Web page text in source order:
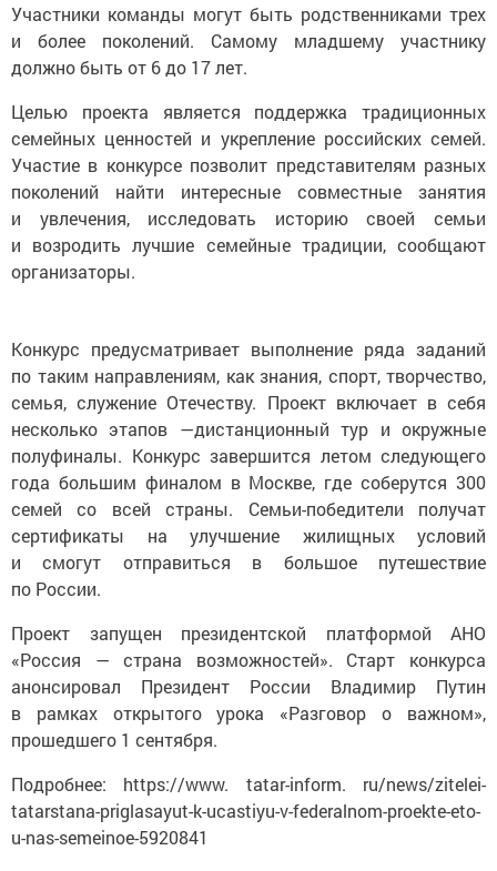
Участники команды могут быть родственниками трех
и более поколений. Самому младшему участнику
должно быть от 6 до 17 лет.
Целью проекта является поддержка традиционных
семейных ценностей и укрепление российских семей.
Участие в конкурсе позволит представителям разных
поколений найти интересные совместные занятия
и увлечения, исследовать историю своей семьи
и возродить лучшие семейные традиции, сообщают
организаторы.
Конкурс предусматривает выполнение ряда заданий
по таким направлениям, как знания, спорт, творчество,
семья, служение Отечеству. Проект включает в себя
несколько этапов —дистанционный тур и окружные
полуфиналы. Конкурс завершится летом следующего
года большим финалом в Москве, где соберутся 300
семей со всей страны. Семьи-победители получат
сертификаты на улучшение жилищных условий
и смогут отправиться в большое путешествие
по России.
Проект запущен президентской платформой АНО
«Россия — страна возможностей». Старт конкурса
анонсировал Президент России Владимир Путин
в рамках открытого урока «Разговор о важном»,
прошедшего 1 сентября.
Подробнее: https://www. tatar-inform. ru/news/zitelei-
tatarstana-priglasayut-k-ucastiyu-v-federalnom-proekte-eto-
u-nas-semeinoe-5920841